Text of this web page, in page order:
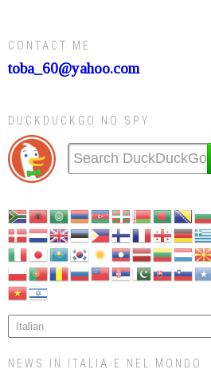
CONTACT ME
toba_60@yahoo.com
DUCKDUCKGO NO SPY
NEWS IN ITALIA E NEL MONDO